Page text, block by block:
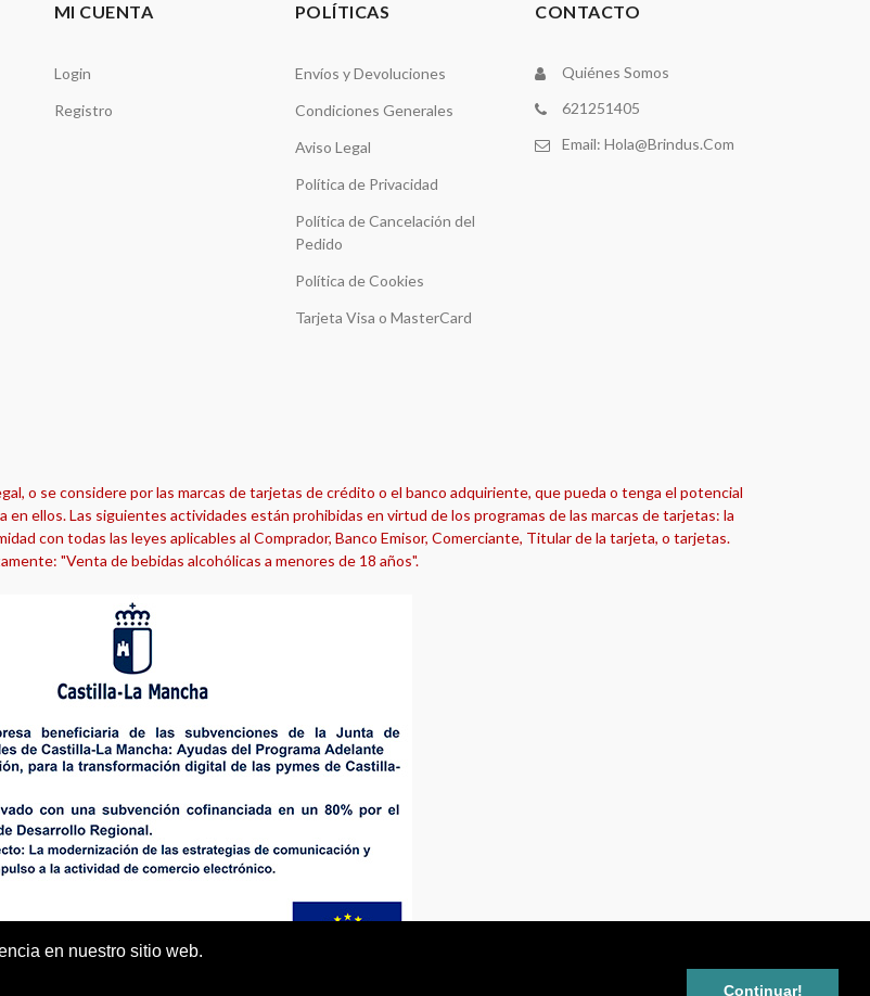
en nuestro sitio web.
Continuar!
MI CUENTA
Login
Registro
POLÍTICAS
Envíos y Devoluciones
Condiciones Generales
Aviso Legal
Política de Privacidad
Política de Cancelación del
Pedido
Política de Cookies
Tarjeta Visa o MasterCard
CONTACTO
Quiénes Somos
621251405
Email:Hola@brindus.com
o se considere por las marcas de tarjetas de crédito o el banco adquiriente, que pueda o tenga el potencial
ellos. Las siguientes actividades están prohibidas en virtud de los programas de las marcas de tarjetas: la
con todas las leyes aplicables al Comprador, Banco Emisor, Comerciante, Titular de la tarjeta, o tarjetas.
"Venta de bebidas alcohólicas a menores de 18 años".